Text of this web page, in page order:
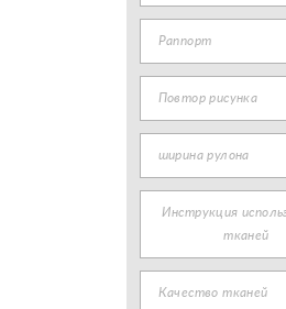
Раппорт
Повтор рисунка
ширина рулона
Инструкция
тканей
Качество тканей